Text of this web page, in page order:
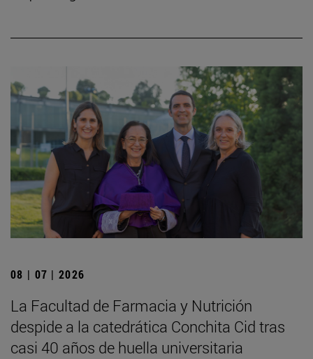
08 | 07 | 2026
La Facultad de Farmacia y Nutrición
despide a la catedrática Conchita Cid tras
casi 40 años de huella universitaria